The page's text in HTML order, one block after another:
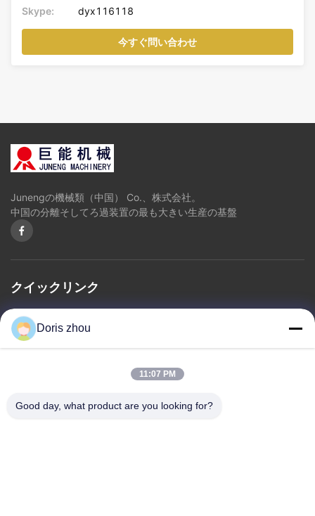
Skype:
dyx116118
今すぐ問い合わせ
Junengの機械類（中国） Co.、株式会社。
中国の分離そしてろ過装置の最も大きい生産の基盤
クイックリンク
ホーム
地図
住所: 朝陽の道、Zhotie の町、Yixing 都市江蘇 Province.China
Doris zhou
11:07 PM
Good day, what product are you looking for?